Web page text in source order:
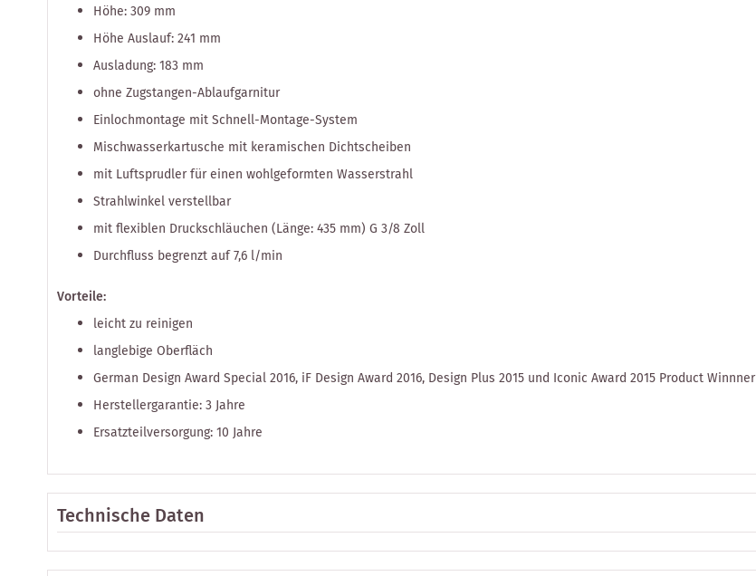
Höhe: 309 mm
Höhe Auslauf: 241 mm
Ausladung: 183 mm
ohne Zugstangen-Ablaufgarnitur
Einlochmontage mit Schnell-Montage-System
Mischwasserkartusche mit keramischen Dichtscheiben
mit Luftsprudler für einen wohlgeformten Wasserstrahl
Strahlwinkel verstellbar
mit flexiblen Druckschläuchen (Länge: 435 mm) G 3/8 Zoll
Durchfluss begrenzt auf 7,6 l/min
Vorteile:
leicht zu reinigen
langlebige Oberfläch
German Design Award Special 2016, iF Design Award 2016, Design Plus 2015 und Iconic Award 2015 Product Winnner
Herstellergarantie: 3 Jahre
Ersatzteilversorgung: 10 Jahre
Technische Daten